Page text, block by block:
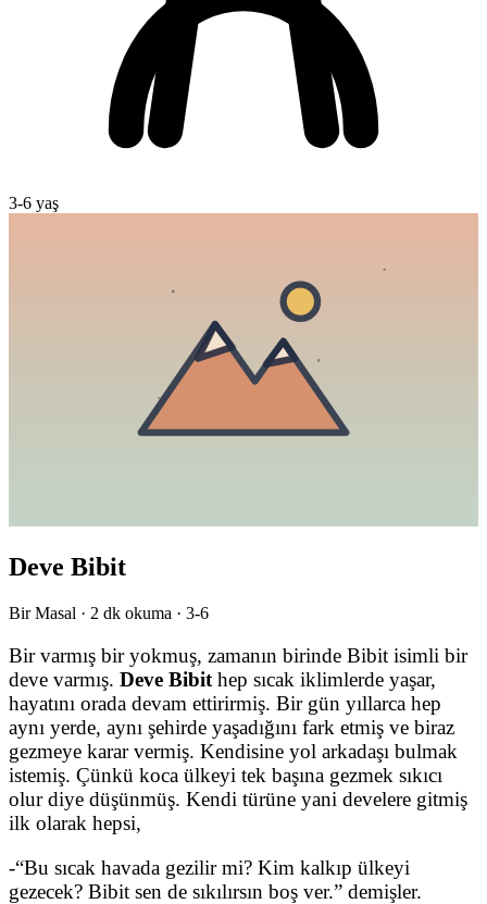
3-6 yaş
Deve Bibit
Bir Masal · 2 dk okuma · 3-6
Bir varmış bir yokmuş, zamanın birinde Bibit isimli bir
deve varmış. Deve Bibit hep sıcak iklimlerde yaşar,
hayatını orada devam ettirirmiş. Bir gün yıllarca hep
aynı yerde, aynı şehirde yaşadığını fark etmiş ve biraz
gezmeye karar vermiş. Kendisine yol arkadaşı bulmak
istemiş. Çünkü koca ülkeyi tek başına gezmek sıkıcı
olur diye düşünmüş. Kendi türüne yani develere gitmiş
ilk olarak hepsi,
-“Bu sıcak havada gezilir mi? Kim kalkıp ülkeyi
gezecek? Bibit sen de sıkılırsın boş ver.” demişler.